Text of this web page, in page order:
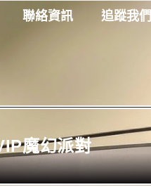
聯絡資訊 追蹤我們
魔幻派對